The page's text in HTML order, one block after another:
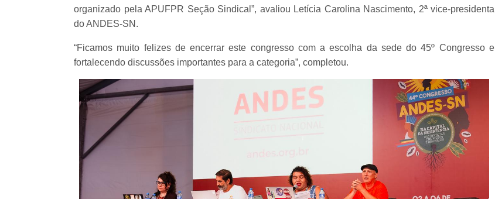
organizado pela APUFPR Seção Sindical”, avaliou Letícia Carolina Nascimento, 2ª vice-presidenta
do ANDES-SN.
“Ficamos muito felizes de encerrar este congresso com a escolha da sede do 45º Congresso e
fortalecendo discussões importantes para a categoria”, completou.